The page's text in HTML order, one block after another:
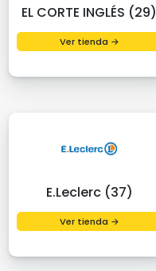
EL CORTE INGLÉS (29)
Ver tienda →
E.Leclerc (37)
Ver tienda →